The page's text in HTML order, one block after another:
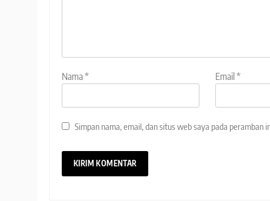
Nama* Email *
Simpan nama, email, dan situs web saya pada